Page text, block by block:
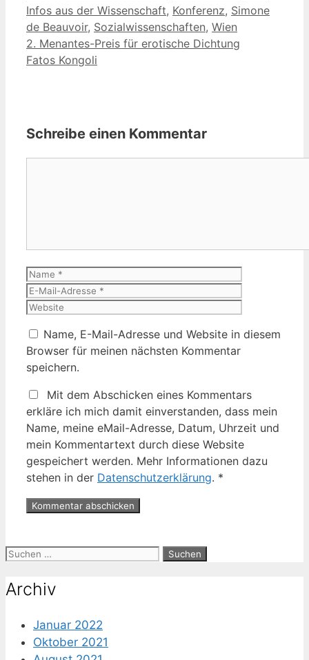
Infos aus der Wissenschaft, Konferenz, Simone
de Beauvoir, Sozialwissenschaften, Wien
2. Menantes-Preis für erotische Dichtung
Fatos Kongoli
Schreibe einen Kommentar
Name
Name, E-Mail-Adresse und Website in diesem
Browser für meinen nächsten Kommentar
speichern.
Mit dem Abschicken eines Kommentars
erkläre ich mich damit einverstanden, dass mein
Name, meine eMail-Adresse, Datum, Uhrzeit und
mein Kommentartext durch diese Website
gespeichert werden. Mehr Informationen dazu
stehen in der Datenschutzerklärung. *
Suche
Archiv
Januar 2022
Oktober 2021